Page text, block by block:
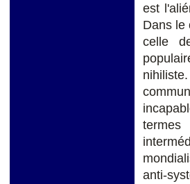
est
Dans le
celle
anti-